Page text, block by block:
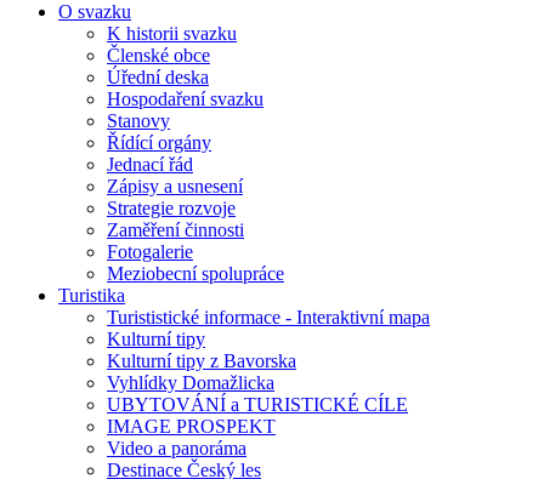
O svazku
K historii svazku
Členské obce
Úřední deska
Hospodaření svazku
Stanovy
Řídící orgány
Jednací řád
Zápisy a usnesení
Strategie rozvoje
Zaměření činnosti
Fotogalerie
Meziobecní spolupráce
Turistika
Turististické informace - Interaktivní mapa
Kulturní tipy
Kulturní tipy z Bavorska
Vyhlídky Domažlicka
UBYTOVÁNÍ a TURISTICKÉ CÍLE
IMAGE PROSPEKT
Video a panoráma
Destinace Český les